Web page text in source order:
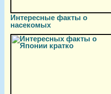
Интересные факты о
насекомых